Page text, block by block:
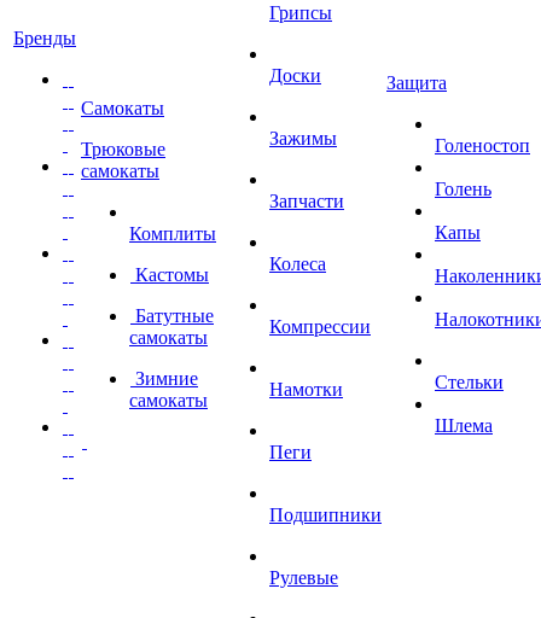
Бренды
Самокаты
Трюковые
самокаты
Комплиты
Кастомы
Батутные
самокаты
Зимние
самокаты
Грипсы
Доски
Зажимы
Запчасти
Колеса
Компрессии
Намотки
Пеги
Подшипники
Рулевые
Защита
Голеностоп
Голень
Капы
Стельки
Шлема